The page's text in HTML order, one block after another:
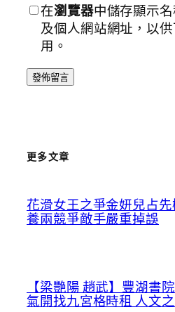
在瀏覽器中儲存顯示
及個人網站網址，以
用。
更多文章
花滑女王之爭金妍兒占
養兩競爭敵手嚴重掉誤
【梁艷陽 趙武】豐湖書
氣開找九宮格時租 人文